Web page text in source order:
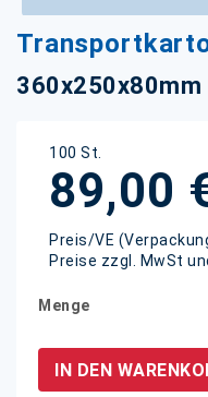
100 St.
89,00
Preis/VE
Preise zzgl. MwSt
Menge
IN DEN
Anfang
der
Bildgalerie